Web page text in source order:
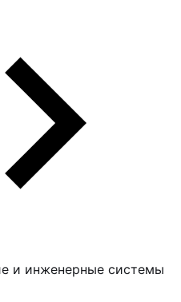
и инженерные системы